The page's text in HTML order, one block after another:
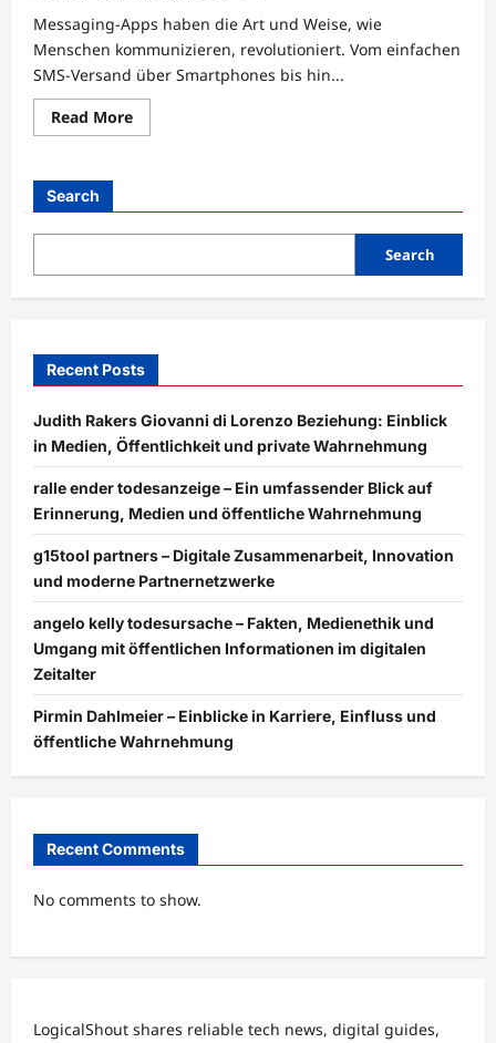
Messaging-Apps haben die Art und Weise, wie
Menschen kommunizieren, revolutioniert. Vom einfachen
SMS-Versand über Smartphones bis hin...
Read MoreRead
more
Alles,
Sie
die
wissen
Search
Search
Recent Posts
Judith Rakers Giovanni di Lorenzo Beziehung: Einblick
in Medien, Öffentlichkeit und private Wahrnehmung
ralle ender todesanzeige – Ein umfassender Blick auf
Erinnerung, Medien und öffentliche Wahrnehmung
g15tool partners – Digitale Zusammenarbeit, Innovation
und moderne Partnernetzwerke
angelo kelly todesursache – Fakten, Medienethik und
Umgang mit öffentlichen Informationen im digitalen
Zeitalter
Pirmin Dahlmeier – Einblicke in Karriere, Einfluss und
öffentliche Wahrnehmung
Recent Comments
No comments to show.
LogicalShout shares reliable tech news, digital guides,